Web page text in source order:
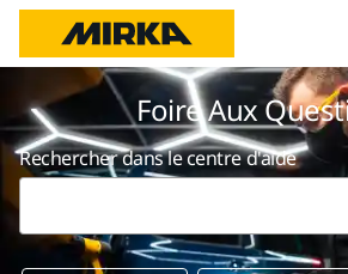
Foire Aux
Rechercher dans le centre d'aide